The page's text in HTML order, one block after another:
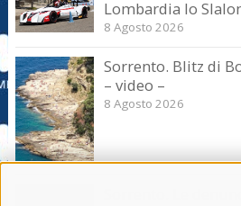
Lombardia lo
8 Agosto 2026
Sorrento. Blitz di
– video –
8 Agosto 2026
Sorrento. Le